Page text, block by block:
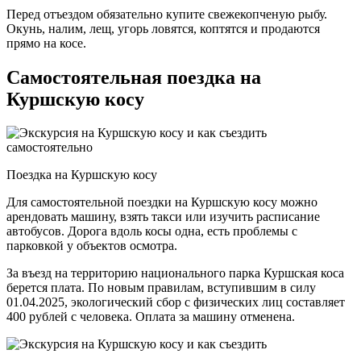
Перед отъездом обязательно купите свежекопченую рыбу.
Окунь, налим, лещ, угорь ловятся, коптятся и продаются
прямо на косе.
Самостоятельная поездка на
Куршскую косу
Поездка на Куршскую косу
Для самостоятельной поездки на Куршскую косу можно
арендовать машину, взять такси или изучить расписание
автобусов. Дорога вдоль косы одна, есть проблемы с
парковкой у объектов осмотра.
За въезд на территорию национального парка Куршская коса
берется плата. По новым правилам, вступившим в силу
01.04.2025, экологический сбор с физических лиц составляет
400 рублей с человека. Оплата за машину отменена.